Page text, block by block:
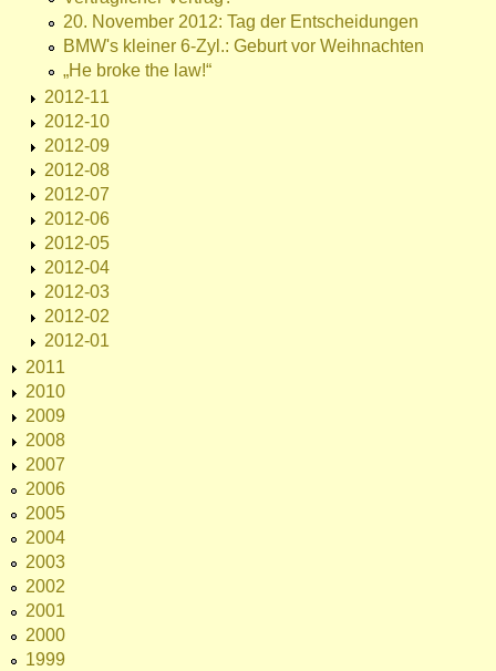
20. November 2012: Tag der Entscheidungen
BMW's kleiner 6-Zyl.: Geburt vor Weihnachten
„He broke the law!“
2012-11
2012-10
2012-09
2012-08
2012-07
2012-06
2012-05
2012-04
2012-03
2012-02
2012-01
2011
2010
2009
2008
2007
2006
2005
2004
2003
2002
2001
2000
1999